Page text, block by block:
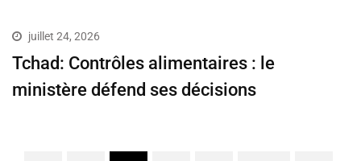
juillet 24, 2026
Tchad: Contrôles alimentaires : le
ministère défend ses décisions